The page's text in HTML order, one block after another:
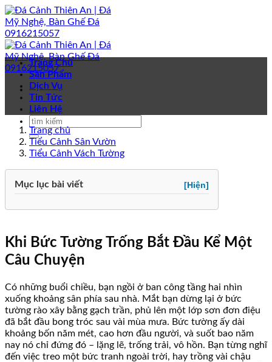
Bỏ
qua
nội
dung
Trang Chủ
Sản Phẩm
Dịch Vụ
Tin Tức
Liên Hệ
Trang chủ
Tiểu Cảnh Sân Vườn
Tiểu Cảnh Vách Tường
Mục lục bài viết [Hiện]
Khi Bức Tường Trống Bắt Đầu Kể Một
Câu Chuyện
Có những buổi chiều, bạn ngồi ở ban công tầng hai nhìn
xuống khoảng sân phía sau nhà. Mắt bạn dừng lại ở bức
tường rào xây bằng gạch trần, phủ lên một lớp sơn đơn điệu
đã bắt đầu bong tróc sau vài mùa mưa. Bức tường ấy dài
khoảng bốn năm mét, cao hơn đầu người, và suốt bao năm
nay nó chỉ đứng đó – lặng lẽ, trống trải, vô hồn. Bạn từng nghĩ
đến việc treo một bức tranh ngoài trời, hay trồng vài chậu